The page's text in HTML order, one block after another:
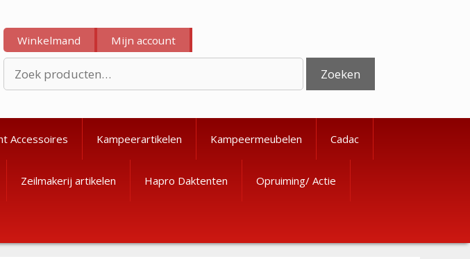
Winkelmand Mijn account
naar:
Zoeken
Accessoires Kampeerartikelen Kampeermeubelen Cadac
Zeilmakerij artikelen Hapro Daktenten Opruiming/ Actie